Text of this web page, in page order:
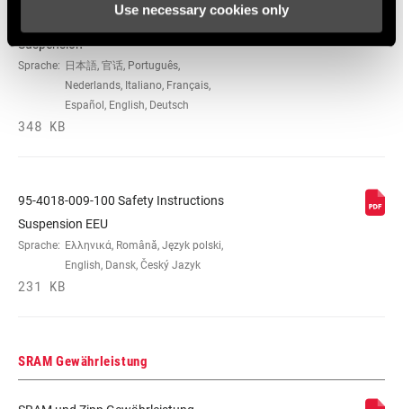
Use necessary cookies only
95-4018-009-000 Safety Instructions
Suspension
Sprache:
日本語, 官话, Português,
Nederlands, Italiano, Français,
Español, English, Deutsch
348 KB
95-4018-009-100 Safety Instructions
Suspension EEU
Sprache: Ελληνικά, Română, Język polski,
English, Dansk, Český Jazyk
231 KB
SRAM Gewährleistung